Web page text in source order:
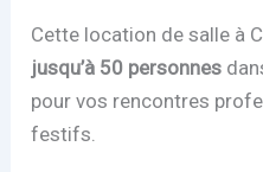
Cette location de salle à
jusqu’à 50 personnes
pour vos rencontres
festifs.